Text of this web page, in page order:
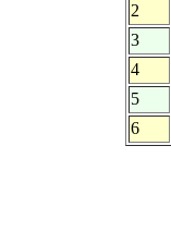
2
3
4
5
6